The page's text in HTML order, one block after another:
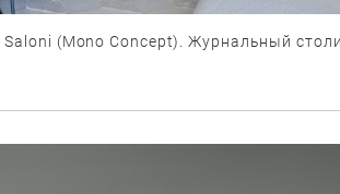
(Mono Concept). Журнальный